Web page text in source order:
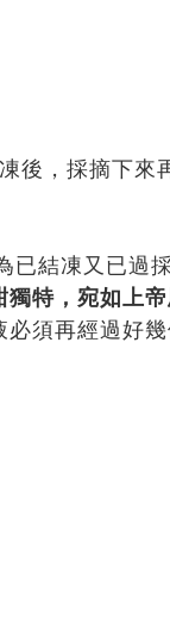
，採摘下來
已結凍又已過
特，宛如上帝
必須再經過好